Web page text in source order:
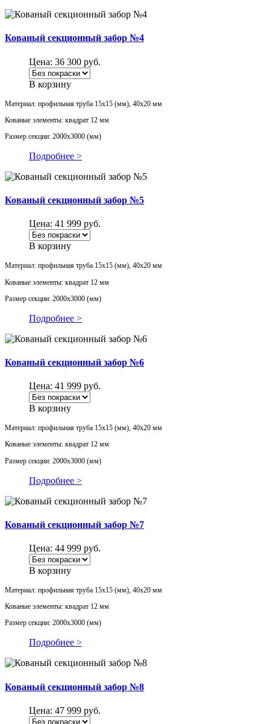
Кованый секционный забор №4
Цена: 36 300 руб.
В корзину
Материал: профильная труба 15х15 (мм), 40х20 мм
Кованые элементы: квадрат 12 мм
Размер секции: 2000х3000 (мм)
Подробнее >
Кованый секционный забор №5
Цена: 41 999 руб.
В корзину
Материал: профильная труба 15х15 (мм), 40х20 мм
Кованые элементы: квадрат 12 мм
Размер секции: 2000х3000 (мм)
Подробнее >
Кованый секционный забор №6
Цена: 41 999 руб.
В корзину
Материал: профильная труба 15х15 (мм), 40х20 мм
Кованые элементы: квадрат 12 мм
Размер секции: 2000х3000 (мм)
Подробнее >
Кованый секционный забор №7
Цена: 44 999 руб.
В корзину
Материал: профильная труба 15х15 (мм), 40х20 мм
Кованые элементы: квадрат 12 мм
Размер секции: 2000х3000 (мм)
Подробнее >
Кованый секционный забор №8
Цена: 47 999 руб.